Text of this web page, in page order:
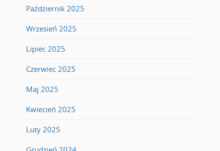
Październik 2025
Wrzesień 2025
Lipiec 2025
Czerwiec 2025
Maj 2025
Kwiecień 2025
Luty 2025